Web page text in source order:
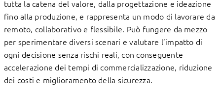
tutta la catena del valore, dalla progettazione e ideazione
fino alla produzione, e rappresenta un modo di lavorare da
remoto, collaborativo e flessibile. Può fungere da mezzo
per sperimentare diversi scenari e valutare l’impatto di
ogni decisione senza rischi reali, con conseguente
accelerazione dei tempi di commercializzazione, riduzione
dei costi e miglioramento della sicurezza.